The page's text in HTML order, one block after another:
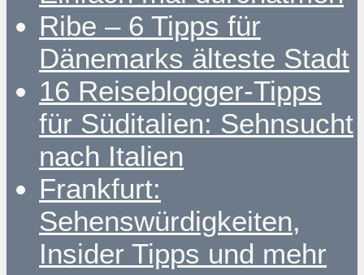
Ribe – 6 Tipps für
Dänemarks älteste Stadt
16 Reiseblogger-Tipps
für Süditalien: Sehnsucht
nach Italien
Frankfurt:
Sehenswürdigkeiten,
Insider Tipps und mehr